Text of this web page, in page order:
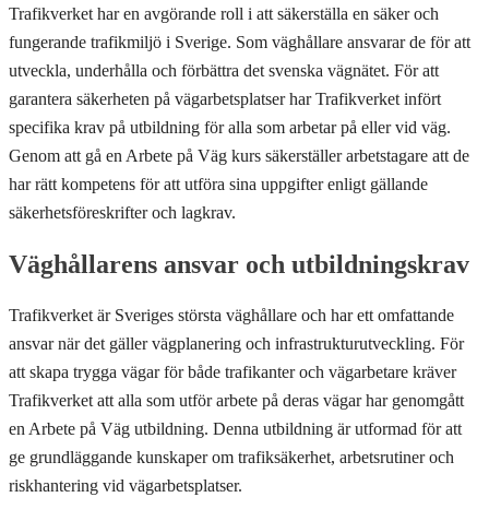
Trafikverket har en avgörande roll i att säkerställa en säker och
fungerande trafikmiljö i Sverige. Som väghållare ansvarar de för att
utveckla, underhålla och förbättra det svenska vägnätet. För att
garantera säkerheten på vägarbetsplatser har Trafikverket infört
specifika krav på utbildning för alla som arbetar på eller vid väg.
Genom att gå en Arbete på Väg kurs säkerställer arbetstagare att de
har rätt kompetens för att utföra sina uppgifter enligt gällande
säkerhetsföreskrifter och lagkrav.
Väghållarens ansvar och utbildningskrav
Trafikverket är Sveriges största väghållare och har ett omfattande
ansvar när det gäller vägplanering och infrastrukturutveckling. För
att skapa trygga vägar för både trafikanter och vägarbetare kräver
Trafikverket att alla som utför arbete på deras vägar har genomgått
en Arbete på Väg utbildning. Denna utbildning är utformad för att
ge grundläggande kunskaper om trafiksäkerhet, arbetsrutiner och
riskhantering vid vägarbetsplatser.